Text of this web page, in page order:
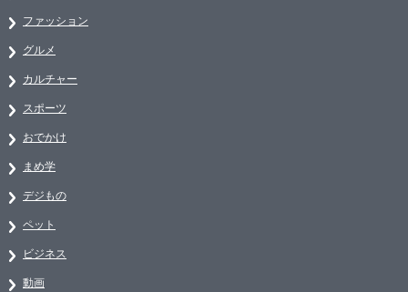
ファッション
グルメ
カルチャー
スポーツ
おでかけ
まめ学
デジもの
ペット
ビジネス
動画